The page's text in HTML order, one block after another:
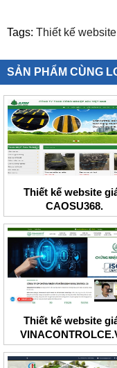
Tags: Thiết kế
SẢN PHẨM CÙNG
Thiết kế website
CAOSU368.
Thiết kế website